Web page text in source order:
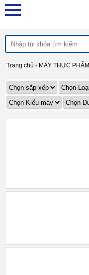
Trang chủ › MÁY THỰC PHẨM